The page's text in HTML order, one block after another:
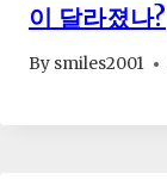
이 달라졌나?
By smiles2001